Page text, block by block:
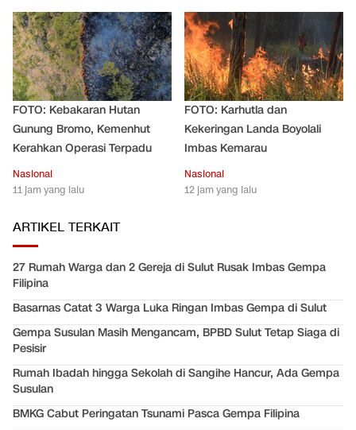
FOTO: Kebakaran Hutan
Gunung Bromo, Kemenhut
Kerahkan Operasi Terpadu
Nasional
11 jam yang lalu
FOTO: Karhutla dan
Kekeringan Landa Boyolali
Imbas Kemarau
Nasional
12 jam yang lalu
ARTIKEL TERKAIT
27 Rumah Warga dan 2 Gereja di Sulut Rusak Imbas Gempa
Filipina
Basarnas Catat 3 Warga Luka Ringan Imbas Gempa di Sulut
Gempa Susulan Masih Mengancam, BPBD Sulut Tetap Siaga di
Pesisir
Rumah Ibadah hingga Sekolah di Sangihe Hancur, Ada Gempa
Susulan
BMKG Cabut Peringatan Tsunami Pasca Gempa Filipina